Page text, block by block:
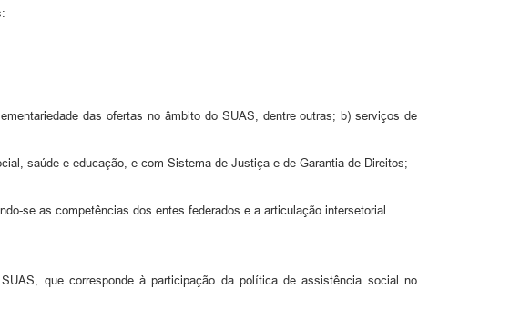
das ofertas no âmbito do SUAS, dentre outras; b) serviços de
saúde e educação, e com Sistema de Justiça e de Garantia de Direitos;
se as competências dos entes federados e a articulação intersetorial.
que corresponde à participação da política de assistência social no